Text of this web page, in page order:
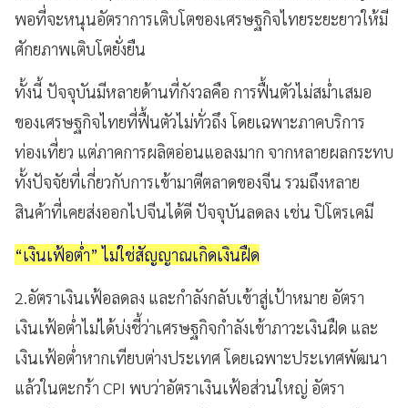
พอที่จะหนุนอัตราการเติบโตของเศรษฐกิจไทยระยะยาวให้มี
ศักยภาพเติบโตยั่งยืน
ทั้งนี้ ปัจจุบันมีหลายด้านที่กังวลคือ การฟื้นตัวไม่สม่ำเสมอ
ของเศรษฐกิจไทยที่ฟื้นตัวไม่ทั่วถึง โดยเฉพาะภาคบริการ
ท่องเที่ยว แต่ภาคการผลิตอ่อนแอลงมาก จากหลายผลกระทบ
ทั้งปัจจัยที่เกี่ยวกับการเข้ามาตีตลาดของจีน รวมถึงหลาย
สินค้าที่เคยส่งออกไปจีนได้ดี ปัจจุบันลดลง เช่น ปิโตรเคมี
“เงินเฟ้อต่ำ” ไม่ใช่สัญญาณเกิดเงินฝืด
2.อัตราเงินเฟ้อลดลง และกำลังกลับเข้าสู่เป้าหมาย อัตรา
เงินเฟ้อต่ำไม่ได้บ่งชี้ว่าเศรษฐกิจกำลังเข้าภาวะเงินฝืด และ
เงินเฟ้อต่ำหากเทียบต่างประเทศ โดยเฉพาะประเทศพัฒนา
แล้วในตะกร้า CPI พบว่าอัตราเงินเฟ้อส่วนใหญ่ อัตรา